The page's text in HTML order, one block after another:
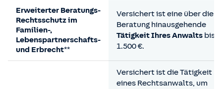
Erweiterter Beratungs-
Rechtsschutz im
Familien-,
Lebenspartnerschafts-
und Erbrecht**
Versichert ist eine über die
Beratung hinausgehende
Tätigkeit Ihres Anwalts bis
1.500 €.
Versichert ist die Tätigkeit
eines Rechtsanwalts, um